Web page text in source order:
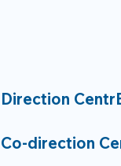
Direction
Co-direction